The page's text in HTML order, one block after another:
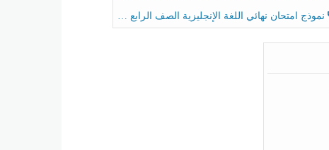
نموذج امتحان نهائي اللغة الإنجليزية الصف الرابع الفصل الثالث